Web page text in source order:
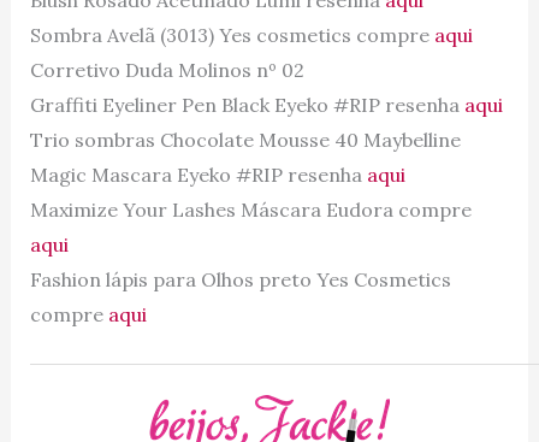
Sombra Avelã (3013) Yes cosmetics compre aqui
Corretivo Duda Molinos nº 02
Graffiti Eyeliner Pen Black Eyeko #RIP resenha aqui
Trio sombras Chocolate Mousse 40 Maybelline
Magic Mascara Eyeko #RIP resenha aqui
Maximize Your Lashes Máscara Eudora compre
aqui
Fashion lápis para Olhos preto Yes Cosmetics
compre aqui